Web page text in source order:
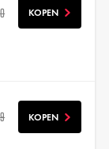
KOPEN
KOPEN